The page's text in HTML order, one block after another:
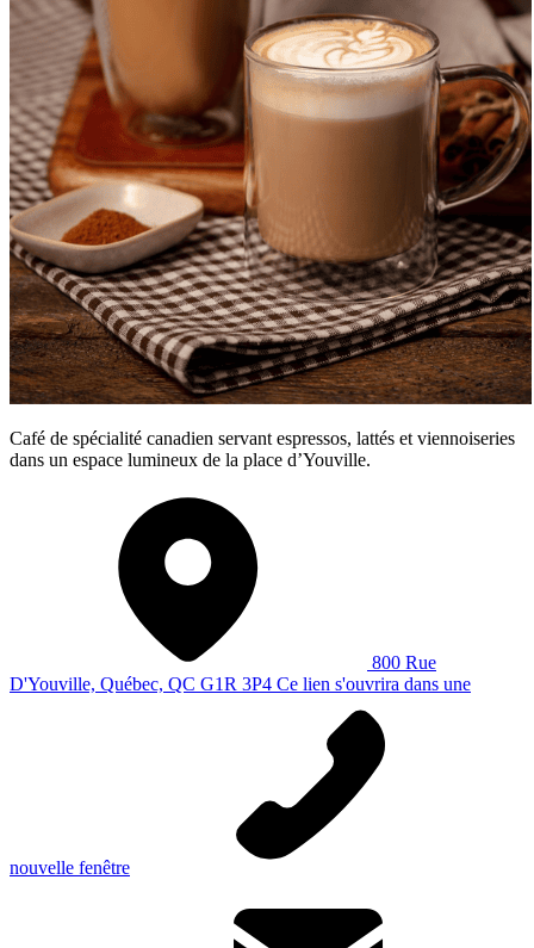
Café de spécialité canadien servant espressos, lattés et viennoiseries
dans un espace lumineux de la place d’Youville.
800 Rue
D'Youville, Québec, QC G1R 3P4 Ce lien s'ouvrira dans une
nouvelle fenêtre